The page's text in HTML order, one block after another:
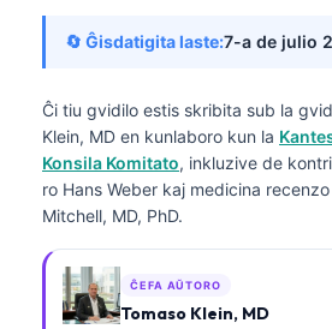
🔄 Ĝisdatigita laste:7-a de julio
Ĉi tiu gvidilo estis skribita sub la
Klein, MD en kunlaboro kun la
Konsila Komitato, inkluzive de
ro Hans Weber kaj medicina
Mitchell, MD, PhD.
ĈEFA AŬTORO
Tomaso Klein, MD